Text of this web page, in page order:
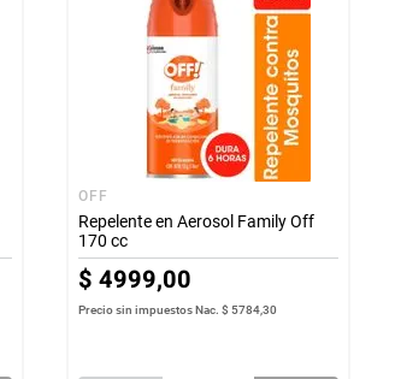
OFF
Repelente en Aerosol Family Off
170 cc
$ 4999,00
Precio sin impuestos Nac. $ 5784,30